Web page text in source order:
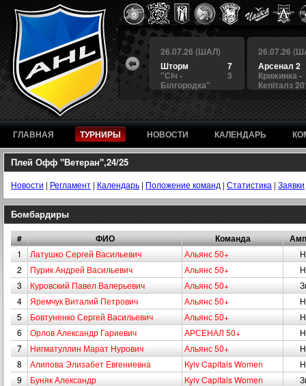
4
4
26.07.26 (ШАЛ)
3
БЕРКУТ
1
Альянс
26.07.26 (ШАЛ)
7
Шторм
3
"Сiч -
Білгородка"
26.07.26
Арсенал 2
Крижинка -
Кепіталз
ГЛАВНАЯ ТУРНИРЫ НОВОСТИ КАЛЕНДАРЬ
Плей Офф "Ветеран",24/25
Новости | Регламент | Календарь | Положение команд | Статистика | Заявки
Бомбардиры
# ФИО Команда
1 Латушко Сергей Васильевич Альянс 50+
2
Пурик Андрей Васильевич Альянс 50+
3
Куровский Павел Валерьевич Альянс 50+
4
Яремчук Виталий Петрович Альянс 50+
5
Бовтуненко Сергей Васильевич Альянс 50+
6
Орлов Александр Гариевич АРСЕНАЛ 50+
7
Нигматуллин Марат Нурович Альянс 50+
8
Алипова Элизабет Евгениевна Kyiv Capitals Women
9
Буняк Александр Kyiv Capitals Women